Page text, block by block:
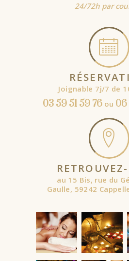
24/72h par
Joignable 7j/7 de
03 59 51 59 76 ou 06
au 15 Bis, rue du
Gaulle, 59242
À partir de